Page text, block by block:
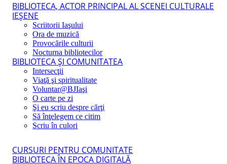
BIBLIOTECA, ACTOR PRINCIPAL AL SCENEI CULTURALE
IEŞENE
Scriitorii Iaşului
Ora de muzică
Provocările culturii
Nocturna bibliotecilor
BIBLIOTECA ŞI COMUNITATEA
Intersecţii
Viaţă şi spiritualitate
Voluntar@BJIaşi
O carte pe zi
Şi eu scriu despre cărţi
Să înţelegem ce citim
Scriu în culori
CURSURI PENTRU COMUNITATE
BIBLIOTECA ÎN EPOCA DIGITALĂ